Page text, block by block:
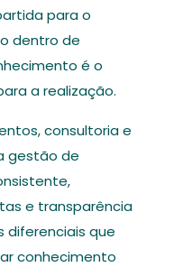
para o
dentro de
é o
a realização.
consultoria e
gestão de
e transparência
diferenciais que
conhecimento